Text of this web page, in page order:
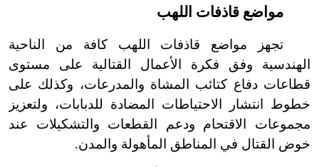
مواضع قاذفات اللهب
تجهز مواضع قاذفات اللهب كافة من الناحية
الهندسية وفق فكرة الأعمال القتالية على مستوى
قطاعات دفاع كتائب المشاة والمدرعات، وكذلك على
خطوط انتشار الاحتياطات المضادة للدبابات، ولتعزيز
مجموعات الاقتحام ودعم القطعات والتشكيلات عند
خوض القتال في المناطق المأهولة والمدن.